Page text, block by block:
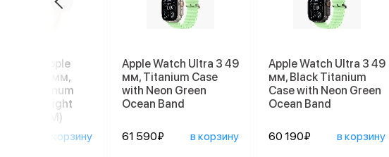
часы Apple
SE 3 40 мм,
Aluminum
with Starlight
Band (S/M)
в корзину
Apple Watch Ultra 3 49
мм, Titanium Case
with Neon Green
Ocean Band
61 590₽ в корзину
Apple Watch Ultra 3 49
мм, Black Titanium
Case with Neon Green
Ocean Band
60 190₽ в корзину